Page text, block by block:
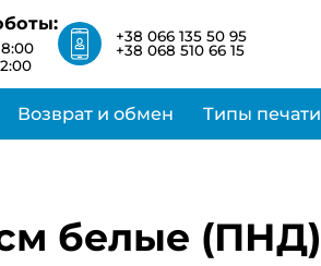
+38 066 135 50 95
+38 068 510 66 15
Возврат и обмен Типы печати
белые (ПНД)